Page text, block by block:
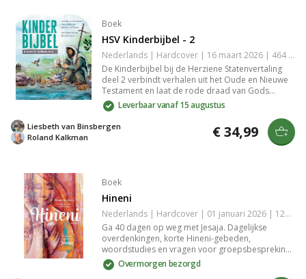
Boek
HSV Kinderbijbel - 2
Nederlands | Hardcover | 16 maart 2026 | 464 pagina's | 9789065395603
De Kinderbijbel bij de Herziene Statenvertaling
deel 2 verbindt verhalen uit het Oude en Nieuwe
Testament en laat de rode draad van Gods
heilsplan zien. Toegankelijk en bijbelgetrouw
geschreven voor kinderen vanaf de bovenbouw,
met kleurrijke illustraties van Marjolein Hund.
Leverbaar vanaf 15 augustus
Roland Kalkman
Liesbeth van Binsbergen € 34,99
Boek
Hineni
Nederlands | Hardcover | 01 januari 2026 | 128 pagina's | 9789088974465
Ga 40 dagen op weg met Jesaja. Dagelijkse
overdenkingen, korte Hineni-gebeden,
woordstudies en vragen voor groepsbespreking
helpen je Gods nabijheid te ervaren. Verrijkt met
sfeervolle illustraties van Marjolein Hund. Voor
Overmorgen bezorgd